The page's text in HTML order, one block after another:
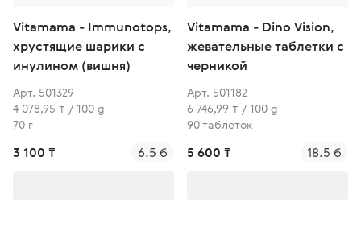
Vitamama - Immunotops,
хрустящие шарики с
инулином (вишня)
Арт. 501329
4 078,95 ₸ / 100 g
70 г
3 100 ₸ 6.5 б
Vitamama - Dino Vision,
жевательные таблетки с
черникой
Арт. 501182
6 746,99 ₸ / 100 g
90 таблеток
5 600 ₸ 18.5 б